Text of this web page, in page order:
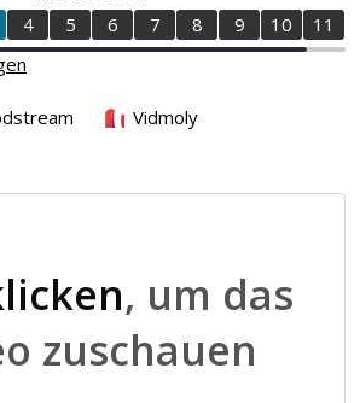
4 5 6 7 8 9 10 11
Vidmoly
, um das
zuschauen